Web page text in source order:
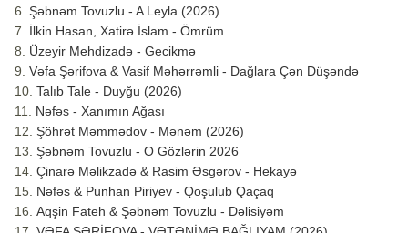
Şəbnəm Tovuzlu - A Leyla (2026)
İlkin Hasan, Xatirə İslam - Ömrüm
Üzeyir Mehdizadə - Gecikmə
Vəfa Şərifova & Vasif Məhərrəmli - Dağlara Çən Düşəndə
Talıb Tale - Duyğu (2026)
Nəfəs - Xanımın Ağası
Şöhrət Məmmədov - Mənəm (2026)
Şəbnəm Tovuzlu - O Gözlərin 2026
Çinarə Məlikzadə & Rasim Əsgərov - Hekayə
Nəfəs & Punhan Piriyev - Qoşulub Qaçaq
Aqşin Fateh & Şəbnəm Tovuzlu - Dəlisiyəm